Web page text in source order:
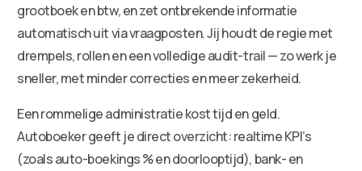
grootboek en btw, en zet ontbrekende informatie
automatisch uit via vraagposten. Jij houdt de regie met
drempels, rollen en een volledige audit-trail — zo werk je
sneller, met minder correcties en meer zekerheid.
Een rommelige administratie kost tijd en geld.
Autoboeker geeft je direct overzicht: realtime KPI’s
(zoals auto-boekings % en doorlooptijd), bank- en